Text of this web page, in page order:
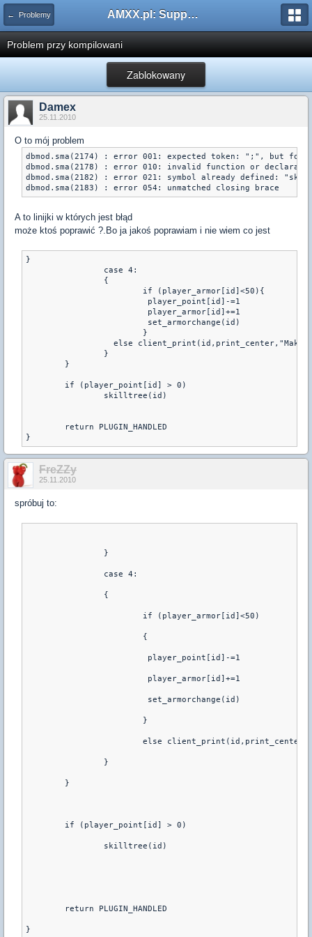
← Problemy AMXX.pl: Support AMX Mod X i SourceMod
Problem przy kompilowani
Zablokowany
Damex
25.11.2010
O to mój problem
dbmod.sma(2174) : error 001: expected token: ";", but
dbmod.sma(2178) : error 010: invalid function or
dbmod.sma(2182) : error 021: symbol already defined:
dbmod.sma(2183) : error 054: unmatched closing brace
A to linijki w których jest błąd
może ktoś poprawić ?.Bo ja jakoś poprawiam i nie wiem co jest
}
                         player_point[id]-=1
                         player_armor[id]+=1
                         set_armorchange(id)
else client_print(id,print_center,"Maksymalny
FreZZy
25.11.2010
spróbuj to:
		}
		case 4:
			if (player_armor[id]<50)
                        {
                         player_point[id]-=1
                         player_armor[id]+=1
                         set_armorchange(id)
			}
else
		}
	}
	if (player_point[id] > 0)
		skilltree(id)
	return PLUGIN_HANDLED